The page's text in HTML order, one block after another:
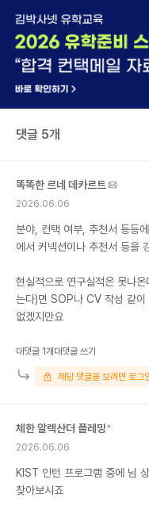
댓글 5개
똑똑한 르네 데카르트
2026.06.06
분야, 컨택 여부, 추천서 등등
에서 커넥션이나 추천서 등을
현실적으로 연구실적은 못나
는다)면 SOP나 CV 작성 같이
없겠지만요
대댓글 1개대댓글 쓰기
해당 댓글을 보려면 로그
체한 알렉산더 플레밍*
2026.06.06
KIST 인턴 프로그램 중에 님
찾아보시죠